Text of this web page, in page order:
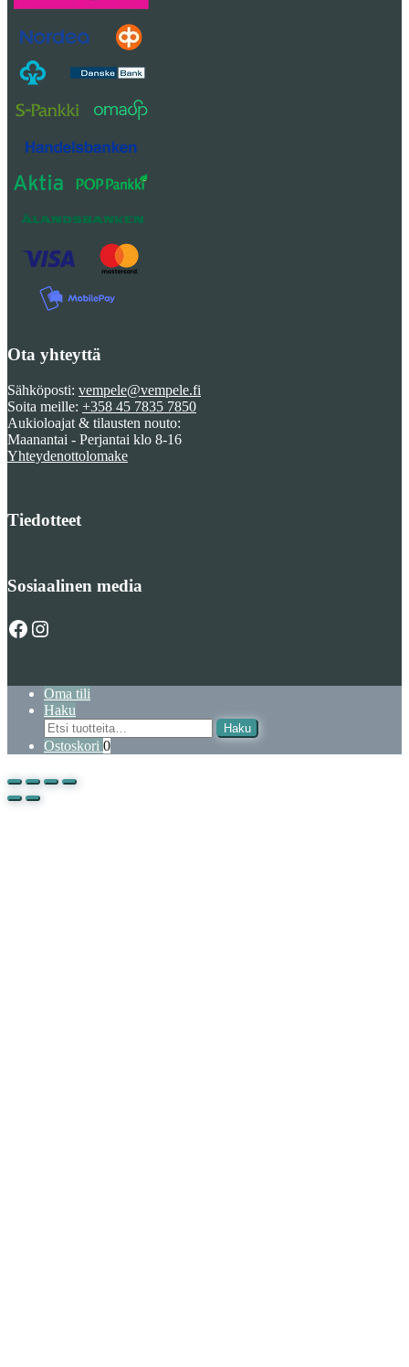
Ota yhteyttä
Sähköposti: vempele@vempele.fi
Soita meille: +358 45 7835 7850
Aukioloajat & tilausten nouto:
Maanantai - Perjantai klo 8-16
Yhteydenottolomake
Tiedotteet
Sosiaalinen media
Facebook
Instagram
Oma tili
Haku
Etsi
Haku
Ostoskori 0